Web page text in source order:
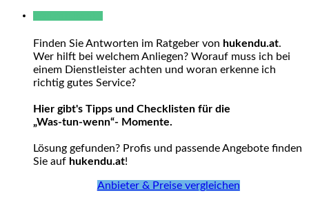
Finden Sie Antworten im Ratgeber von hukendu.at.
Wer hilft bei welchem Anliegen? Worauf muss ich bei
einem Dienstleister achten und woran erkenne ich
richtig gutes Service?
Hier gibt's Tipps und Checklisten für die
„Was-tun-wenn“- Momente.
Lösung gefunden? Profis und passende Angebote finden
Sie auf hukendu.at!
Anbieter & Preise vergleichen